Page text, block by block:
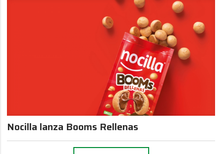
Nocilla lanza Booms Rellenas